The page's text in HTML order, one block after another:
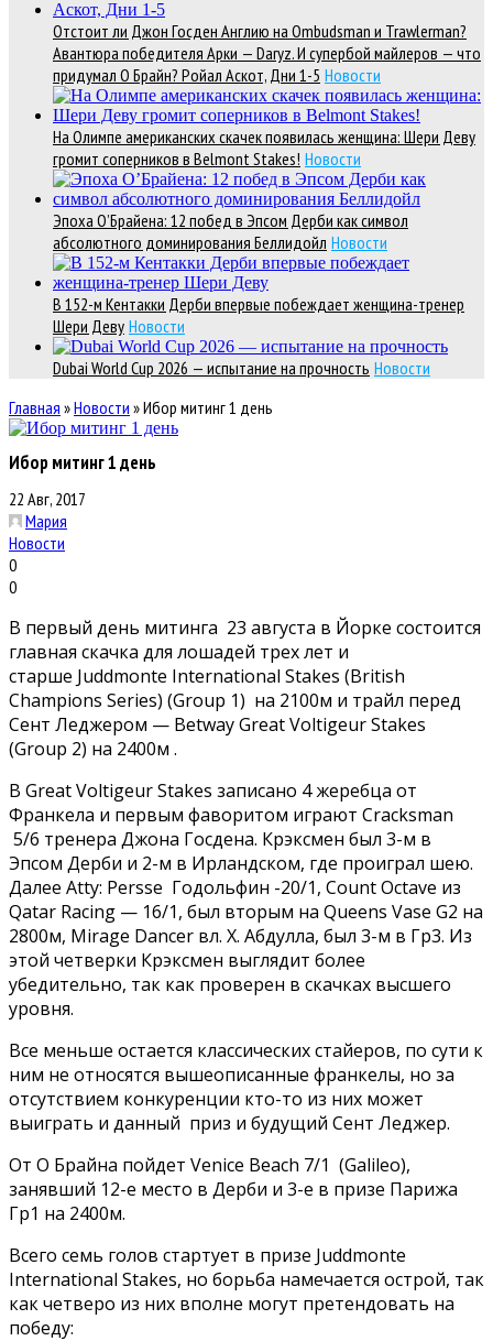
Отстоит ли Джон Госден Англию на Ombudsman и Trawlerman?
Авантюра победителя Арки — Daryz. И супербой майлеров — что
придумал О Брайн? Ройал Аскот, Дни 1-5 Новости
На Олимпе американских скачек появилась женщина: Шери Деву
громит соперников в Belmont Stakes! Новости
Эпоха О’Брайена: 12 побед в Эпсом Дерби как символ
абсолютного доминирования Беллидойл Новости
В 152-м Кентакки Дерби впервые побеждает женщина-тренер
Шери Деву Новости
Dubai World Cup 2026 — испытание на прочность Новости
Главная »Новости »Ибор митинг 1 день
Ибор митинг 1 день
22 Авг, 2017
Мария
Новости
0
0
В первый день митинга 23 августа в Йорке состоится
главная скачка для лошадей трех лет и
старше Juddmonte International Stakes (British
Champions Series) (Group 1) на 2100м и трайл перед
Сент Леджером — Betway Great Voltigeur Stakes
(Group 2) на 2400м .
В Great Voltigeur Stakes записано 4 жеребца от
Франкела и первым фаворитом играют Cracksman
5/6 тренера Джона Госдена. Крэксмен был 3-м в
Эпсом Дерби и 2-м в Ирландском, где проиграл шею.
Далее Atty: Persse Годольфин -20/1, Count Octave из
Qatar Racing — 16/1, был вторым на Queens Vase G2 на
2800м, Mirage Dancer вл. Х. Абдулла, был 3-м в Гр3. Из
этой четверки Крэксмен выглядит более
убедительно, так как проверен в скачках высшего
уровня.
Все меньше остается классических стайеров, по сути к
ним не относятся вышеописанные франкелы, но за
отсутствием конкуренции кто-то из них может
выиграть и данный приз и будущий Сент Леджер.
От О Брайна пойдет Venice Beach 7/1 (Galileo),
занявший 12-е место в Дерби и 3-е в призе Парижа
Гр1 на 2400м.
Всего семь голов стартует в призе Juddmonte
International Stakes, но борьба намечается острой, так
как четверо из них вполне могут претендовать на
победу: